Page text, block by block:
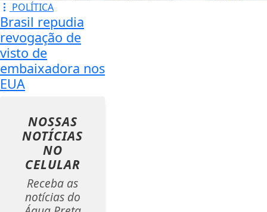
POLÍTICA
Brasil repudia
revogação de
visto de
embaixadora nos
EUA
NOSSAS
NOTÍCIAS
NO
CELULAR
Receba as
notícias do